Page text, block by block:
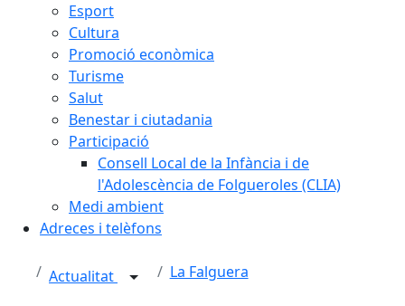
Esport
Cultura
Promoció econòmica
Turisme
Salut
Benestar i ciutadania
Participació
Consell Local de la Infància i de
l'Adolescència de Folgueroles (CLIA)
Medi ambient
Adreces i telèfons
Actualitat La Falguera